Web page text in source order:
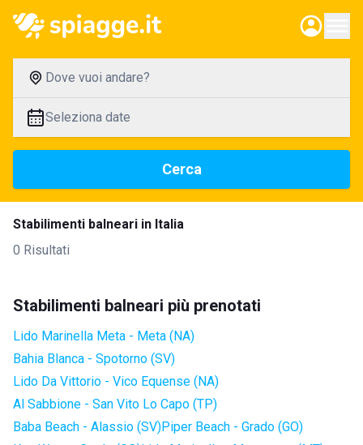
Dove vuoi andare?
Seleziona date
Cerca
Stabilimenti balneari in Italia
0 Risultati
Stabilimenti balneari più prenotati
Lido Marinella Meta - Meta (NA)
Bahia Blanca - Spotorno (SV)
Lido Da Vittorio - Vico Equense (NA)
Al Sabbione - San Vito Lo Capo (TP)
Baba Beach - Alassio (SV)Piper Beach - Grado (GO)